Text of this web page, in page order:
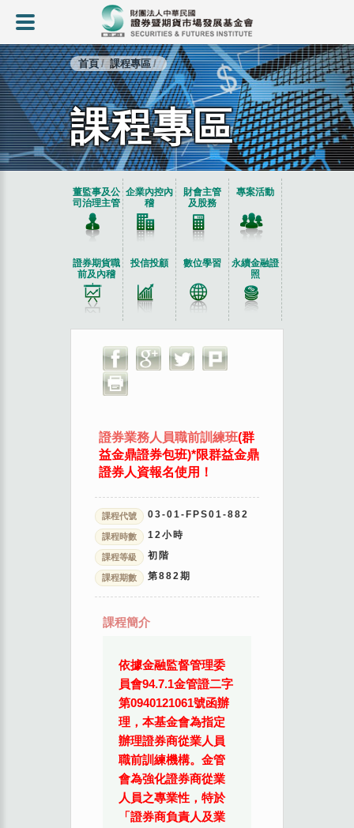
首頁 課程專區
課程專區
董監事及公
司治理主管
企業內控內
稽
財會主管
及股務
專案活動
證券期貨職
前及內稽
投信投顧 數位學習
永續金融證
照
證券業務人員職前訓練班(群
益金鼎證券包班)*限群益金鼎
證券人資報名使用！
課程代號 03-01-FPS01-882
課程時數 12小時
課程等級 初階
課程期數 第882期
課程簡介
依據金融監督管理委
員會94.7.1金管證二字
第0940121061號函辦
理，本基金會為指定
辦理證券商從業人員
職前訓練機構。金管
會為強化證券商從業
人員之專業性，特於
「證券商負責人及業